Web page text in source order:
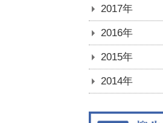
2017年
2016年
2015年
2014年